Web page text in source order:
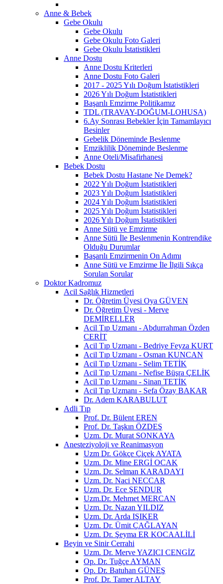
Anne & Bebek
Gebe Okulu
Gebe Okulu
Gebe Okulu Foto Galeri
Gebe Okulu İstatistikleri
Anne Dostu
Anne Dostu Kriterleri
Anne Dostu Foto Galeri
2017 - 2025 Yılı Doğum İstatistikleri
2026 Yılı Doğum İstatistikleri
Başarılı Emzirme Politikamız
TDL (TRAVAY-DOĞUM-LOHUSA)
6.Ay Sonrası Bebekler İçin Tamamlayıcı
Besinler
Gebelik Döneminde Beslenme
Emziklilik Döneminde Beslenme
Anne Oteli/Misafirhanesi
Bebek Dostu
Bebek Dostu Hastane Ne Demek?
2022 Yılı Doğum İstatistikleri
2023 Yılı Doğum İstatistikleri
2024 Yılı Doğum İstatistikleri
2025 Yılı Doğum İstatistikleri
2026 Yılı Doğum İstatistikleri
Anne Sütü ve Emzirme
Anne Sütü İle Beslenmenin Kontrendike
Olduğu Durumlar
Başarılı Emzirmenin On Adımı
Anne Sütü ve Emzirme İle İlgili Sıkça
Sorulan Sorular
Doktor Kadromuz
Acil Sağlık Hizmetleri
Dr. Öğretim Üyesi Oya GÜVEN
Dr. Öğretim Üyesi - Merve
DEMİRELLER
Acil Tıp Uzmanı - Abdurrahman Özden
CERİT
Acil Tıp Uzmanı - Bedriye Feyza KURT
Acil Tıp Uzmanı - Osman KUNCAN
Acil Tıp Uzmanı - Selim TETİK
Acil Tıp Uzmanı - Nefise Büşra ÇELİK
Acil Tıp Uzmanı - Sinan TETİK
Acil Tıp Uzmanı - Sefa Özay BAKAR
Dr. Adem KARABULUT
Adli Tıp
Prof. Dr. Bülent EREN
Prof. Dr. Taşkın ÖZDEŞ
Uzm. Dr. Murat SONKAYA
Anesteziyoloji ve Reanimasyon
Uzm Dr. Gökçe Çiçek AYATA
Uzm. Dr. Mine ERGİ OCAK
Uzm. Dr. Selman KARADAYI
Uzm. Dr. Naci NECCAR
Uzm. Dr. Ece ŞENDUR
Uzm.Dr. Mehmet MERCAN
Uzm. Dr. Nazan YILDIZ
Uzm. Dr. Arda IŞIKER
Uzm. Dr. Ümit ÇAĞLAYAN
Uzm. Dr. Şeyma ER KOCAALİLİ
Beyin ve Sinir Cerrahi
Uzm. Dr. Merve YAZICI CENGİZ
Op. Dr. Tuğçe AYMAN
Op. Dr. Batuhan GÜNEŞ
Prof. Dr. Tamer ALTAY